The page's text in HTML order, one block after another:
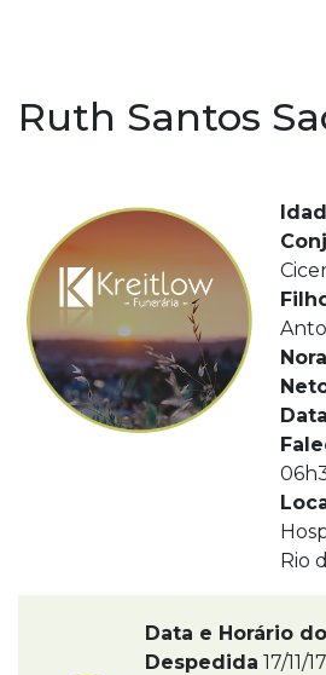
Ruth Santos
Rio
Data e Horário
Despedida 17/11/